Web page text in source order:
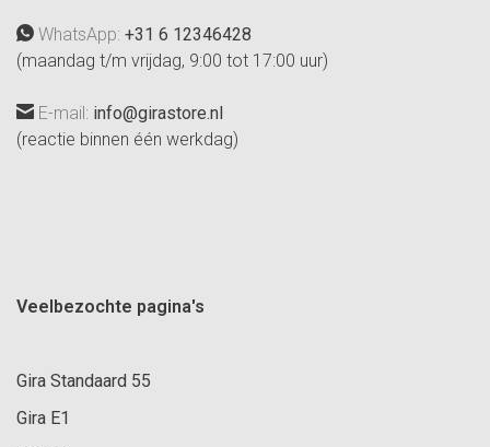
WhatsApp: +31 6 12346428
(maandag t/m vrijdag, 9:00 tot 17:00 uur)
E-mail: info@girastore.nl
(reactie binnen één werkdag)
Veelbezochte pagina's
Gira Standaard 55
Gira E1